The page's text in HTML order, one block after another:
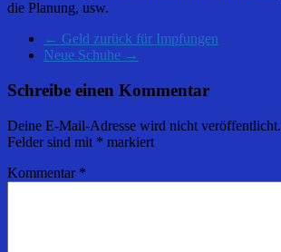
die Planung, usw.
← Geld zurück für Impfungen
Neue Schuhe →
Schreibe einen Kommentar
Deine E-Mail-Adresse wird nicht veröffentlicht.
Felder sind mit * markiert
Kommentar *